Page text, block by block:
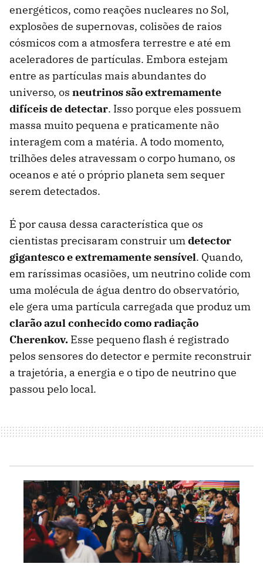
energéticos, como reações nucleares no Sol,
explosões de supernovas, colisões de raios
cósmicos com a atmosfera terrestre e até em
aceleradores de partículas. Embora estejam
entre as partículas mais abundantes do
universo, os neutrinos são extremamente
difíceis de detectar. Isso porque eles possuem
massa muito pequena e praticamente não
interagem com a matéria. A todo momento,
trilhões deles atravessam o corpo humano, os
oceanos e até o próprio planeta sem sequer
serem detectados.
É por causa dessa característica que os
cientistas precisaram construir umdetector
gigantesco e extremamente sensível. Quando,
em raríssimas ocasiões, um neutrino colide com
uma molécula de água dentro do observatório,
ele gera uma partícula carregada que produz um
clarão azul conhecido como radiação
Cherenkov. Esse pequeno flash é registrado
pelos sensores do detector e permite reconstruir
a trajetória, a energia e o tipo de neutrino que
passou pelo local.